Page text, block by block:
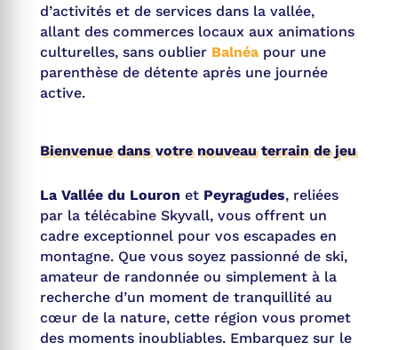
d’activités et de services dans la vallée,
allant des commerces locaux aux animations
culturelles, sans oublier Balnéapour une
parenthèse de détente après une journée
active.
Bienvenue dans votre nouveau terrain de jeu
La Vallée du Louron et Peyragudes, reliées
par la télécabine Skyvall, vous offrent un
cadre exceptionnel pour vos escapades en
montagne. Que vous soyez passionné de ski,
amateur de randonnée ou simplement à la
recherche d’un moment de tranquillité au
cœur de la nature, cette région vous promet
des moments inoubliables. Embarquez sur le